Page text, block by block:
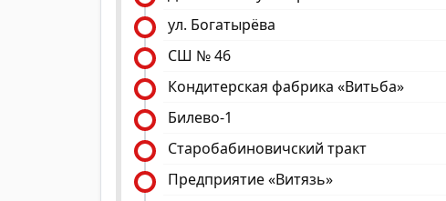
ул. Богатырёва
СШ № 46
Кондитерская фабрика «Витьба»
Билево-1
Старобабиновичский тракт
Предприятие «Витязь»